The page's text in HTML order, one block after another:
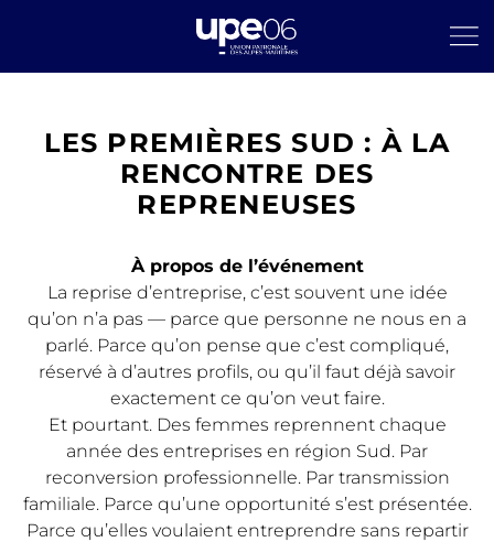
LES PREMIÈRES SUD : À LA
RENCONTRE DES
REPRENEUSES
À propos de l’événement
La reprise d’entreprise, c’est souvent une idée
qu’on n’a pas — parce que personne ne nous en a
parlé. Parce qu’on pense que c’est compliqué,
réservé à d’autres profils, ou qu’il faut déjà savoir
exactement ce qu’on veut faire.
Et pourtant. Des femmes reprennent chaque
année des entreprises en région Sud. Par
reconversion professionnelle. Par transmission
familiale. Parce qu’une opportunité s’est présentée.
Parce qu’elles voulaient entreprendre sans repartir